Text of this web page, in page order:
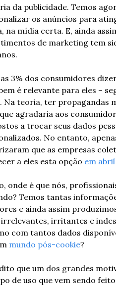
da publicidade. Temos
os anúncios para
na mídia certa. E, ainda
de marketing tem
3% dos consumidores
é relevante para eles –
Na teoria, ter propagandas
agradaria aos
a trocar seus dados
No entanto,
que as empresas
a eles esta opção em
onde é que nós,
Temos tantas
e ainda assim
irritantes e
com tantos dados
mundo pós-cookie?
que um dos grandes
de uso que vem sendo